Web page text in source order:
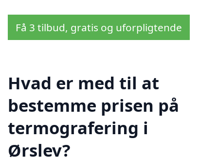
Få 3 tilbud, gratis og uforpligtende
Hvad er med til at
bestemme prisen på
termografering i
Ørslev?